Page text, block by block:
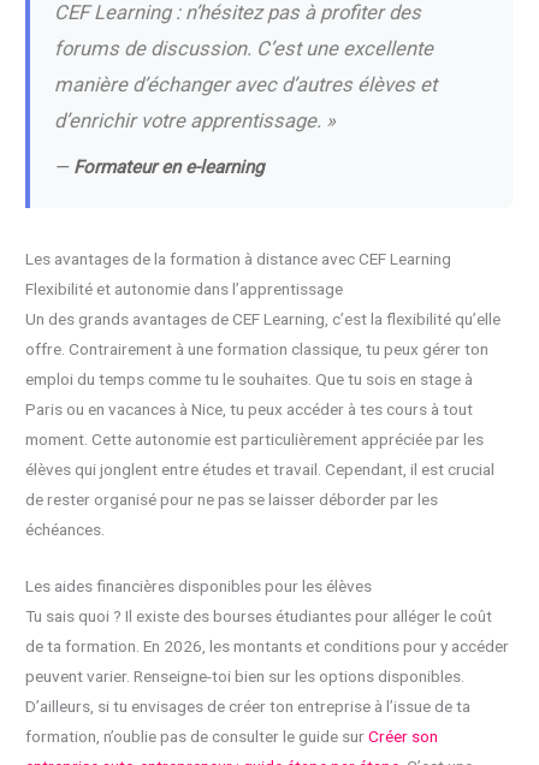
CEF Learning : n’hésitez pas à profiter des
forums de discussion. C’est une excellente
manière d’échanger avec d’autres élèves et
d’enrichir votre apprentissage. »
— Formateur en e-learning
Les avantages de la formation à distance avec CEF Learning
Flexibilité et autonomie dans l’apprentissage
Un des grands avantages de CEF Learning, c’est la flexibilité qu’elle
offre. Contrairement à une formation classique, tu peux gérer ton
emploi du temps comme tu le souhaites. Que tu sois en stage à
Paris ou en vacances à Nice, tu peux accéder à tes cours à tout
moment. Cette autonomie est particulièrement appréciée par les
élèves qui jonglent entre études et travail. Cependant, il est crucial
de rester organisé pour ne pas se laisser déborder par les
échéances.
Les aides financières disponibles pour les élèves
Tu sais quoi ? Il existe des bourses étudiantes pour alléger le coût
de ta formation. En 2026, les montants et conditions pour y accéder
peuvent varier. Renseigne-toi bien sur les options disponibles.
D’ailleurs, si tu envisages de créer ton entreprise à l’issue de ta
formation, n’oublie pas de consulter le guide surCréer son